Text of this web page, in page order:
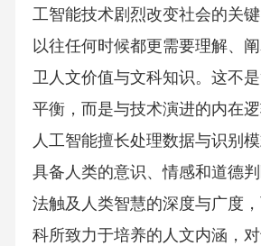
工智能技术剧烈改变社会的关
以往任何时候都更需要理解、
卫人文价值与文科知识。这不
平衡，而是与技术演进的内在逻
人工智能擅长处理数据与识别
具备人类的意识、情感和道德
法触及人类智慧的深度与广度
科所致力于培养的人文内涵，